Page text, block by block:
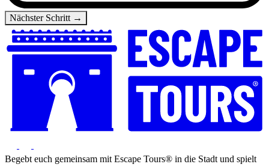
Nächster Schritt →
Begebt euch gemeinsam mit Escape Tours® in die Stadt und spielt